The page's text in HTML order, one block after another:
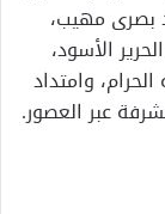
بصرى مهيب،
الأسود،
وامتداد
عبر العصور.